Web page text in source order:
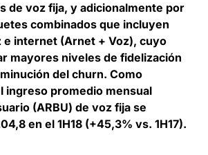
de voz fija, y adicionalmente por
combinados que incluyen
internet (Arnet + Voz), cuyo
mayores niveles de fidelización
del churn. Como
ingreso promedio mensual
(ARBU) de voz fija se
en el 1H18 (+45,3% vs. 1H17).